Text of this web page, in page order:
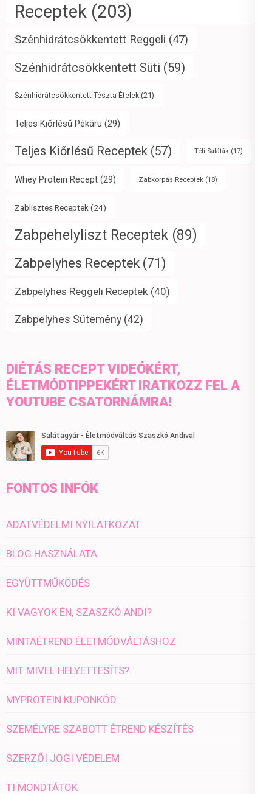
Receptek (203)
Szénhidrátcsökkentett Reggeli (47)
Szénhidrátcsökkentett Süti (59)
Szénhidrátcsökkentett Tészta Ételek (21)
Teljes Kiőrlésű Pékáru (29)
Teljes Kiőrlésű Receptek (57) Téli Saláták (17)
Whey Protein Recept (29) Zabkorpás Receptek (18)
Zablisztes Receptek (24)
Zabpehelyliszt Receptek (89)
Zabpelyhes Receptek (71)
Zabpelyhes Reggeli Receptek (40)
Zabpelyhes Sütemény (42)
DIÉTÁS RECEPT VIDEÓKÉRT,
ÉLETMÓDTIPPEKÉRT IRATKOZZ FEL A
YOUTUBE CSATORNÁMRA!
FONTOS INFÓK
ADATVÉDELMI NYILATKOZAT
BLOG HASZNÁLATA
EGYÜTTMŰKÖDÉS
KI VAGYOK ÉN, SZASZKÓ ANDI?
MINTAÉTREND ÉLETMÓDVÁLTÁSHOZ
MIT MIVEL HELYETTESÍTS?
MYPROTEIN KUPONKÓD
SZEMÉLYRE SZABOTT ÉTREND KÉSZÍTÉS
SZERZŐI JOGI VÉDELEM
TI MONDTÁTOK